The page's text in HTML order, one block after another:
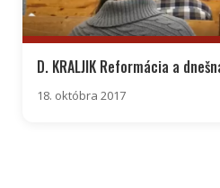
D. KRALJIK Reformácia a
18. októbra 2017